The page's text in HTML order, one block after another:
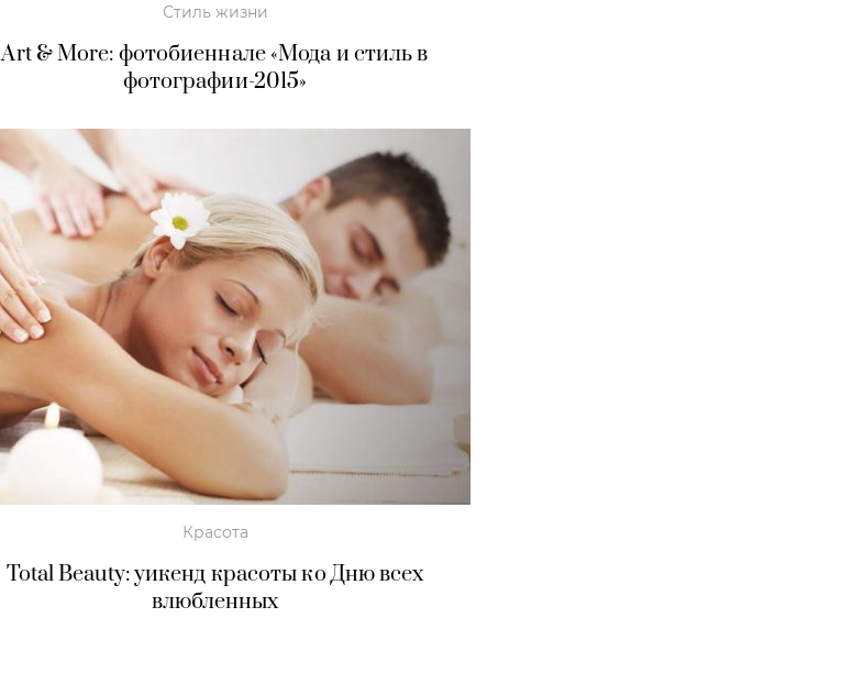
Стиль жизни
Art & More: фотобиеннале «Мода и стиль в
фотографии-2015»
Красота
Total Beauty: уикенд красоты ко Дню всех
влюбленных